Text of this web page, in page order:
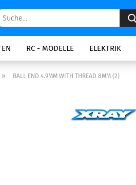
RC - MODELLE ELEKTRIK
» BALL END 4.9MM WITH THREAD 8MM (2)